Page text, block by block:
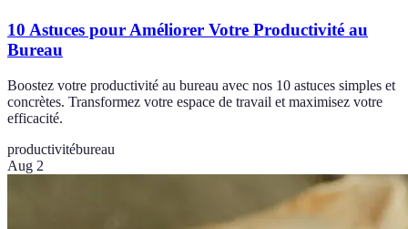
10 Astuces pour Améliorer Votre Productivité au
Bureau
Boostez votre productivité au bureau avec nos 10 astuces simples et
concrètes. Transformez votre espace de travail et maximisez votre
efficacité.
productivitébureau
Aug 2